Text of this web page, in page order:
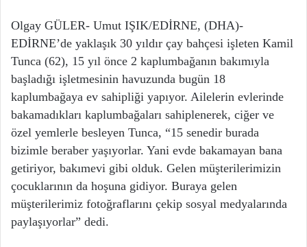
Olgay GÜLER- Umut IŞIK/EDİRNE, (DHA)-
EDİRNE’de yaklaşık 30 yıldır çay bahçesi işleten Kamil
Tunca (62), 15 yıl önce 2 kaplumbağanın bakımıyla
başladığı işletmesinin havuzunda bugün 18
kaplumbağaya ev sahipliği yapıyor. Ailelerin evlerinde
bakamadıkları kaplumbağaları sahiplenerek, ciğer ve
özel yemlerle besleyen Tunca, “15 senedir burada
bizimle beraber yaşıyorlar. Yani evde bakamayan bana
getiriyor, bakımevi gibi olduk. Gelen müşterilerimizin
çocuklarının da hoşuna gidiyor. Buraya gelen
müşterilerimiz fotoğraflarını çekip sosyal medyalarında
paylaşıyorlar” dedi.